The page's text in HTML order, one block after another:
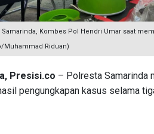
Samarinda, Kombes Pol Hendri Umar saat
Muhammad Riduan)
Presisi.co – Polresta Samarinda
pengungkapan kasus selama